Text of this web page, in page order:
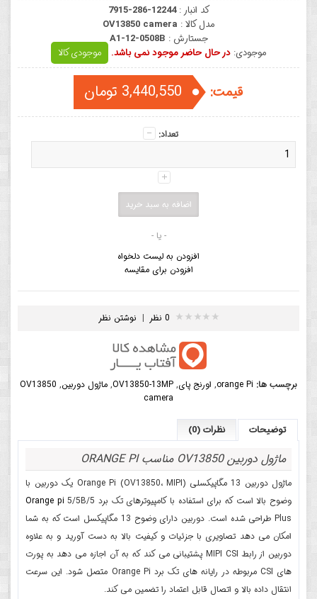
کد انبار :7915-286-12244
مدل کالا : OV13850 camera
جستارش : A1-12-0508B
موجودی: در حال حاضر موجود نمی باشد. موجودی کالا
قیمت: 3,440,550 تومان
تعداد:
- یا -
افزودن به لیست دلخواه
افزودن برای مقایسه
0 نظر | نوشتن نظر
برچسب ها: orange Pi
, اورنج پای,
OV13850-13MP
, ماژول دوربین,
OV13850
camera
توضیحات نظرات (0)
ماژول دوربین OV13850 مناسب ORANGE PI
ماژول دوربین 13 مگاپیکسلی Orange Pi (OV13850، MIPI) یک دوربین با
وضوح بالا است که برای استفاده با کامپیوترهای تک برد
Orange pi 5/5B/5
Plus طراحی شده است. دوربین دارای وضوح 13 مگاپیکسل است که به شما
امکان می دهد تصاویری با جزئیات و کیفیت بالا به دست آورید و به علاوه
دوربین از رابط MIPI CSI پشتیبانی می کند که به آن اجازه می دهد به پورت
های CSI مربوطه در رایانه های تک برد Orange Pi متصل شود. این سرعت
انتقال داده بالا و اتصال قابل اعتماد را تضمین می کند.